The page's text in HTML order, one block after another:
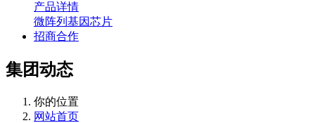
产品详情
微阵列基因芯片
招商合作
集团动态
你的位置
网站首页